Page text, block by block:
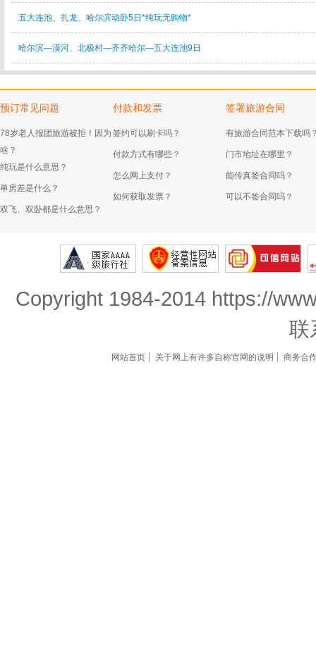
五大连池、扎龙、哈尔滨动卧5日*纯玩无购物*
哈尔滨—漠河、北极村—齐齐哈尔—五大连池9日
预订常见问题
78岁老人报团旅游被拒！因为
啥？
纯玩是什么意思？
单房差是什么？
双飞、双卧都是什么意思？
付款和发票
签约可以刷卡吗？
付款方式有哪些？
怎么网上支付？
如何获取发票？
签署旅游合同
有旅游合同范本下载吗
门市地址在哪里？
能传真签合同吗？
可以不签合同吗？
Copyright 1984-2014 https://
联
网站首页 关于网上有许多自称官网的说明 商务合